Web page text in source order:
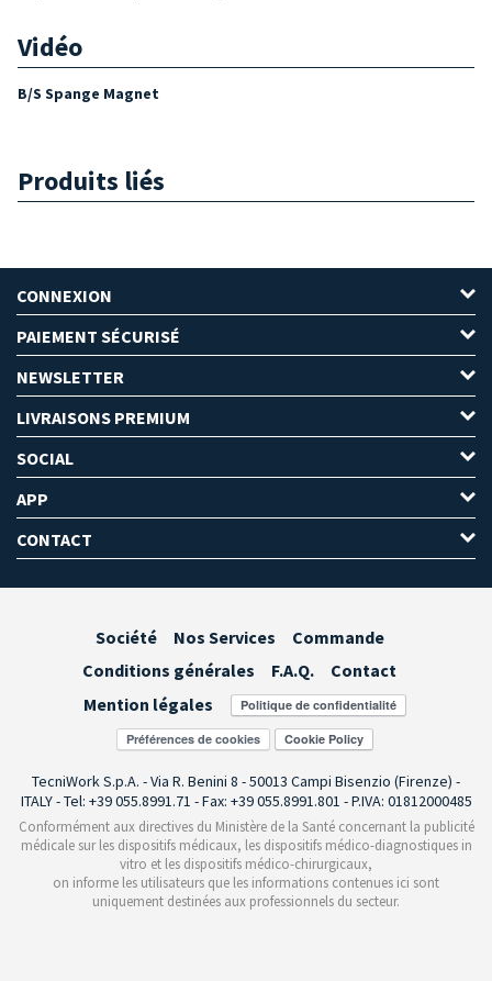
Vidéo
B/S Spange Magnet
Produits liés
CONNEXION
PAIEMENT SÉCURISÉ
NEWSLETTER
LIVRAISONS PREMIUM
SOCIAL
APP
CONTACT
Société Nos Services
Commande
Conditions générales
F.A.Q.
Contact
Mention légales
Préférences de cookies
TecniWork S.p.A. - Via R. Benini 8 - 50013 Campi Bisenzio (Firenze) -
ITALY - Tel: +39 055.8991.71 - Fax: +39 055.8991.801 - P.IVA: 01812000485
Conformément aux directives du Ministère de la Santé concernant la publicité
médicale sur les dispositifs médicaux, les dispositifs médico-diagnostiques in
vitro et les dispositifs médico-chirurgicaux,
on informe les utilisateurs que les informations contenues ici sont
uniquement destinées aux professionnels du secteur.